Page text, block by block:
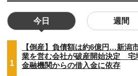
今日 週間
1
【倒産】負債額は約6億円…新潟
業を営む会社が破産開始決定 宅
金融機関からの借入金に依存